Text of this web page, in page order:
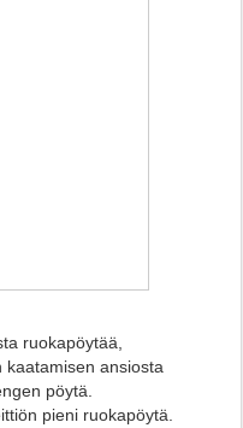
ruokapöytää,
kaatamisen ansiosta
pöytä.
pieni ruokapöytä.